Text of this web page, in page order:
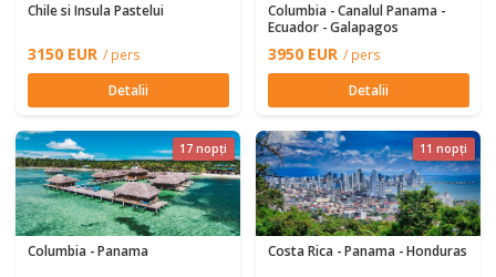
Chile si Insula Pastelui
3150 EUR / pers
Detalii
Columbia - Canalul Panama -
Ecuador - Galapagos
3950 EUR / pers
Detalii
17 nopți
Columbia - Panama
11 nopți
Costa Rica - Panama - Honduras